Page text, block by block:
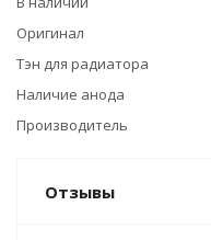
Оригинал
Тэн для радиатора
Наличие анода
Производитель
Отзывы